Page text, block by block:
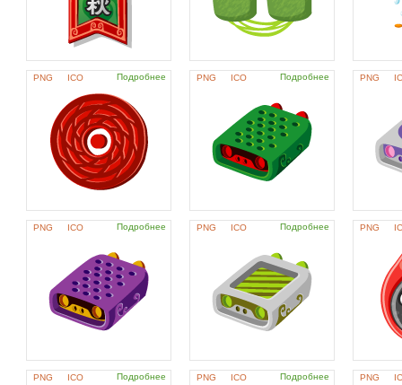
PNG ICO Подробнее PNG ICO Подробнее PNG
PNG ICO Подробнее PNG ICO Подробнее PNG
PNG ICO Подробнее PNG ICO Подробнее PNG